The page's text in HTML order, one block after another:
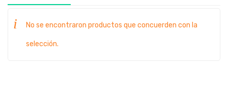
No se encontraron productos que concuerden con la
selección.